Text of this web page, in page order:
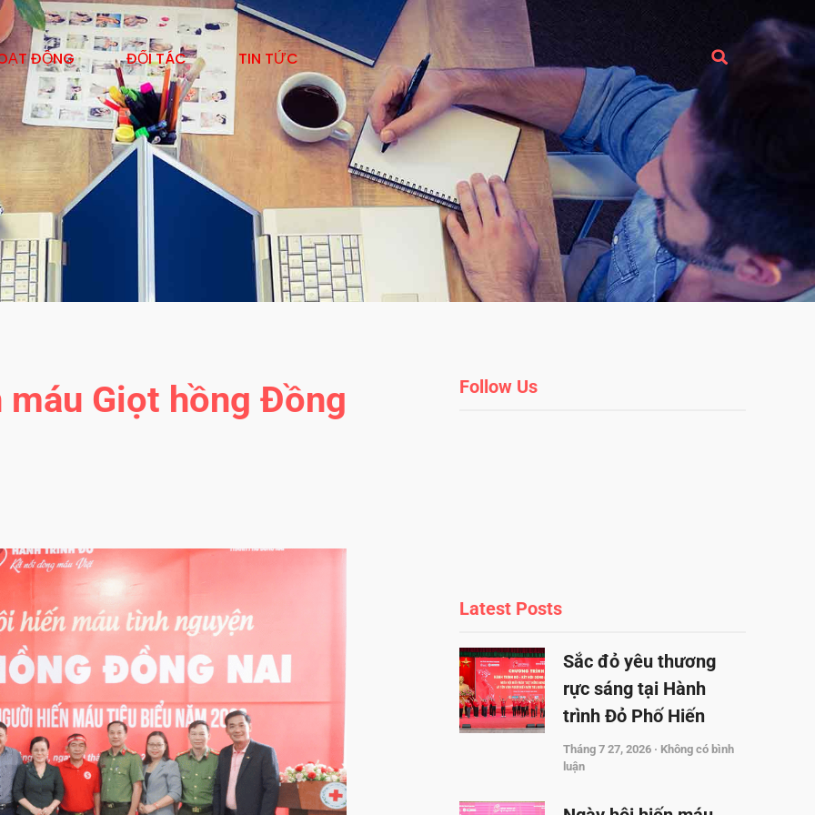
ĐỘNG ĐỐI TÁC TIN TỨC
Giọt hồng Đồng Follow Us
Latest Posts
Sắc đỏ yêu thương
rực sáng tại Hành
trình Đỏ Phố Hiến
Tháng 7 27, 2026
Không có bình
luận